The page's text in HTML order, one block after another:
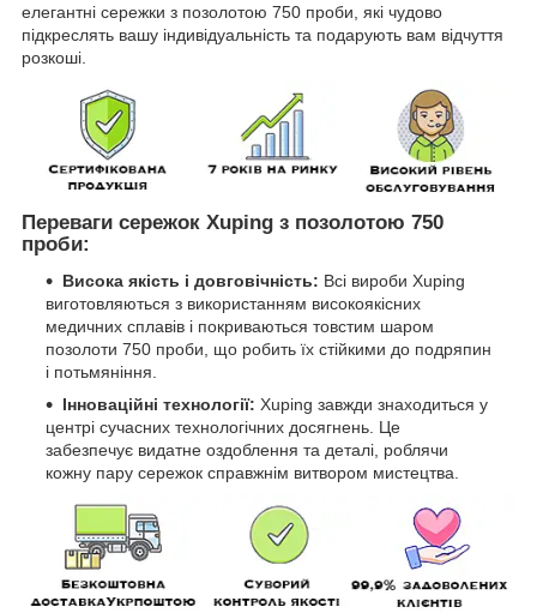
елегантні сережки з позолотою 750 проби, які чудово
підкреслять вашу індивідуальність та подарують вам відчуття
розкоші.
Переваги сережок Xuping з позолотою 750
проби:
Висока якість і довговічність: Всі вироби Xuping
виготовляються з використанням високоякісних
медичних сплавів і покриваються товстим шаром
позолоти 750 проби, що робить їх стійкими до подряпин
і потьмяніння.
Інноваційні технології: Xuping завжди знаходиться у
центрі сучасних технологічних досягнень. Це
забезпечує видатне оздоблення та деталі, роблячи
кожну пару сережок справжнім витвором мистецтва.